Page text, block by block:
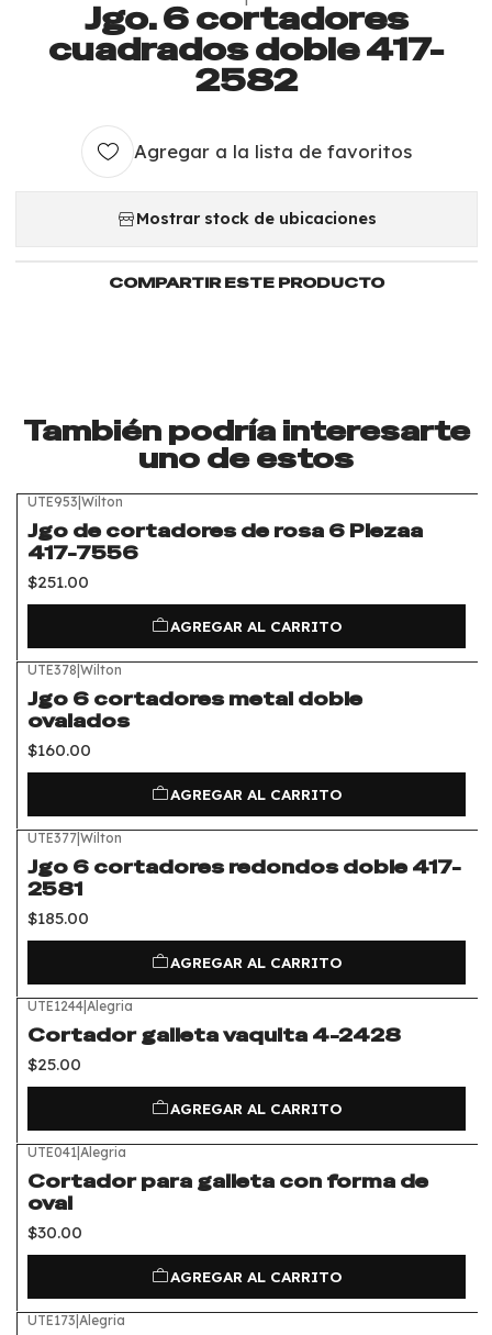
Jgo. 6 cortadores
cuadrados doble 417-
2582
Agregar a la lista de favoritos
Mostrar stock de ubicaciones
COMPARTIR ESTE PRODUCTO
También podría interesarte
uno de estos
UTE953 Wilton
Jgo de cortadores de rosa 6 Piezaa
417-7556
$251.00
AGREGAR AL CARRITO
UTE378 Wilton
Jgo 6 cortadores metal doble
ovalados
$160.00
AGREGAR AL CARRITO
UTE377| Wilton
Jgo 6 cortadores redondos doble 417-
2581
$185.00
AGREGAR AL CARRITO
UTE1244| Alegria
Cortador galleta vaquita 4-2428
$25.00
AGREGAR AL CARRITO
UTE041| Alegria
Cortador para galleta con forma de
oval
$30.00
AGREGAR AL CARRITO
UTE173 Alegria